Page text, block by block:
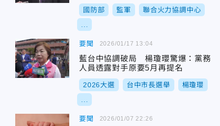
國防部 監軍 聯合火力協調中心
要聞
藍台中協調破局 楊瓊瓔驚爆：黨務
人員透露對手原要5月再提名
2026大選 台中市長選舉 楊瓊瓔
2026/01/17 13:04
要聞 2026/01/07 22:26